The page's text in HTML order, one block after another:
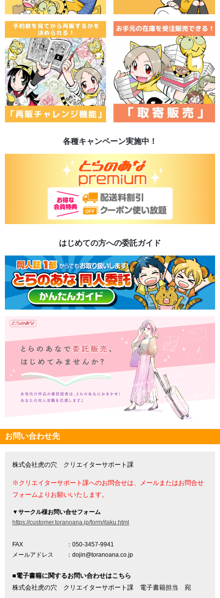
各種キャンペーン実施中！
はじめての方への委託ガイド
お問い合わせ先
株式会社虎の穴 クリエイターサポート課
※クリエイターサポート課へのお問合せは、メールまたはお問合せ
フォームよりお願いいたします。
▼サークル様お問い合せフォーム
https://customer.toranoana.jp/form/itaku.html
FAX
：050-3457-9941
メールアドレス
：dojin@toranoana.co.jp
■電子書籍に関するお問い合わせはこちら
株式会社虎の穴 クリエイターサポート課 電子書籍担当 宛